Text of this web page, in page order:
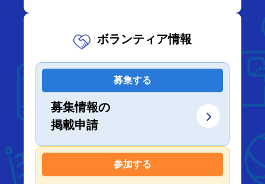
ボランティア情報
募集する
募集情報の
掲載申請
参加する